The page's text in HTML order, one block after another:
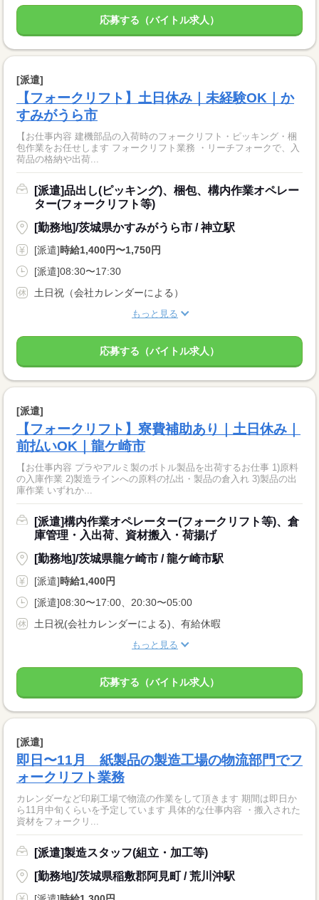
応募する（バイトル求人）
[派遣]
【フォークリフト】土日休み｜未経験OK｜か
すみがうら市
【お仕事内容 建機部品の入荷時のフォークリフト・ピッキング・梱
包作業をお任せします フォークリフト業務 ・リーチフォークで、入
荷品の格納や出荷...
[派遣]品出し(ピッキング)、梱包、構内作業オペレー
ター(フォークリフト等)
[勤務地]/茨城県かすみがうら市 / 神立駅
[派遣]時給1,400円〜1,750円
[派遣]08:30〜17:30
土日祝（会社カレンダーによる）
もっと見る
応募する（バイトル求人）
[派遣]
【フォークリフト】寮費補助あり｜土日休み｜
前払いOK｜龍ケ崎市
【お仕事内容 プラやアルミ製のボトル製品を出荷するお仕事 1)原料
の入庫作業 2)製造ラインへの原料の払出・製品の倉入れ 3)製品の出
庫作業 いずれか...
[派遣]構内作業オペレーター(フォークリフト等)、倉
庫管理・入出荷、資材搬入・荷揚げ
[勤務地]/茨城県龍ケ崎市 / 龍ケ崎市駅
[派遣]時給1,400円
[派遣]08:30〜17:00、20:30〜05:00
土日祝(会社カレンダーによる)、有給休暇
もっと見る
応募する（バイトル求人）
[派遣]
即日〜11月 紙製品の製造工場の物流部門でフ
ォークリフト業務
カレンダーなど印刷工場で物流の作業をして頂きます 期間は即日か
ら11月中旬くらいを予定しています 具体的な仕事内容 ・搬入された
資材をフォークリ...
[派遣]製造スタッフ(組立・加工等)
[勤務地]/茨城県稲敷郡阿見町 / 荒川沖駅